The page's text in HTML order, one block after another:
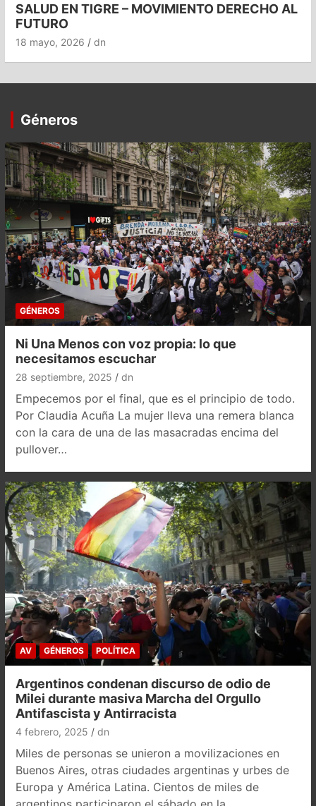
SALUD EN TIGRE – MOVIMIENTO DERECHO AL
FUTURO
18 mayo, 2026 dn
Géneros
GÉNEROS
Ni Una Menos con voz propia: lo que
necesitamos escuchar
28 septiembre, 2025 dn
Empecemos por el final, que es el principio de todo.
Por Claudia Acuña La mujer lleva una remera blanca
con la cara de una de las masacradas encima del
pullover…
AV GÉNEROS POLÍTICA
Argentinos condenan discurso de odio de
Milei durante masiva Marcha del Orgullo
Antifascista y Antirracista
4 febrero, 2025 dn
Miles de personas se unieron a movilizaciones en
Buenos Aires, otras ciudades argentinas y urbes de
Europa y América Latina. Cientos de miles de